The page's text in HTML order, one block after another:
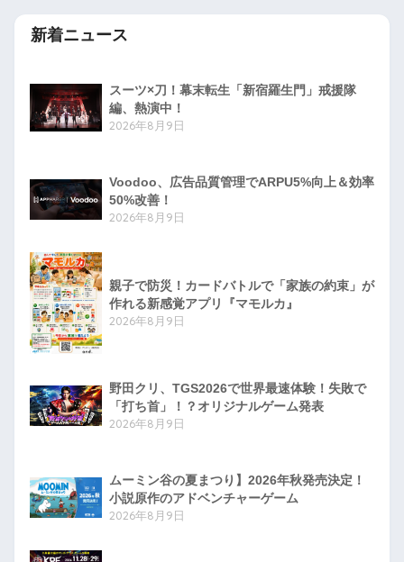
新着ニュース
スーツ×刀！幕末転生「新宿羅生門」戒援隊
編、熱演中！
2026年8月9日
Voodoo、広告品質管理でARPU5%向上＆効率
50%改善！
2026年8月9日
親子で防災！カードバトルで「家族の約束」が
作れる新感覚アプリ『マモルカ』
2026年8月9日
野田クリ、TGS2026で世界最速体験！失敗で
「打ち首」！？オリジナルゲーム発表
2026年8月9日
ムーミン谷の夏まつり】2026年秋発売決定！
小説原作のアドベンチャーゲーム
2026年8月9日